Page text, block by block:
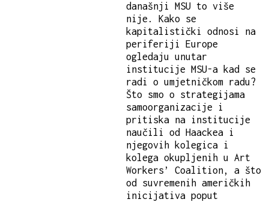
današnji MSU to više
nije. Kako se
kapitalistički odnosi na
periferiji Europe
ogledaju unutar
institucije MSU-a kad se
radi o umjetničkom radu?
Što smo o strategijama
samoorganizacije i
pritiska na institucije
naučili od Haackea i
njegovih kolegica i
kolega okupljenih u Art
Workers’ Coalition, a što
od suvremenih američkih
inicijativa poput